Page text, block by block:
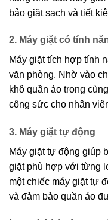
bảo giặt sạch và tiết
2. Máy giặt có tính
Máy giặt tích hợp tính
văn phòng. Nhờ vào
khô quần áo trong
công sức cho nhân
3. Máy giặt tự động
Máy giặt tự động giúp
giặt phù hợp với từng
một chiếc máy giặt tự
và đảm bảo quần áo